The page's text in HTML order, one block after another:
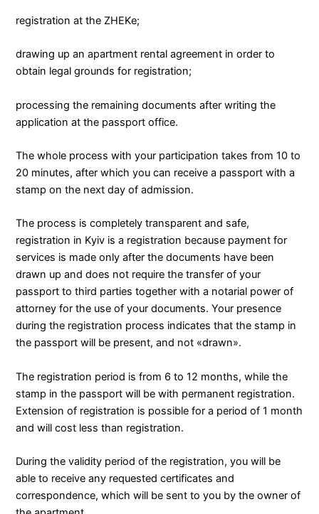
registration at the ZHEKe;
drawing up an apartment rental agreement in order to
obtain legal grounds for registration;
processing the remaining documents after writing the
application at the passport office.
The whole process with your participation takes from 10 to
20 minutes, after which you can receive a passport with a
stamp on the next day of admission.
The process is completely transparent and safe,
registration in Kyiv is a registration because payment for
services is made only after the documents have been
drawn up and does not require the transfer of your
passport to third parties together with a notarial power of
attorney for the use of your documents. Your presence
during the registration process indicates that the stamp in
the passport will be present, and not «drawn».
The registration period is from 6 to 12 months, while the
stamp in the passport will be with permanent registration.
Extension of registration is possible for a period of 1 month
and will cost less than registration.
During the validity period of the registration, you will be
able to receive any requested certificates and
correspondence, which will be sent to you by the owner of